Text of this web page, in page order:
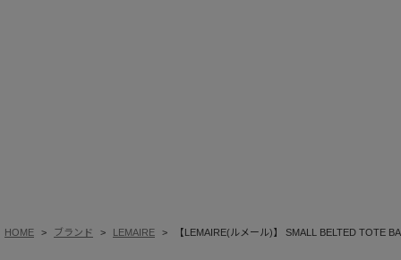
HOME ブランド LEMAIRE 【LEMAIRE(ルメール)】 SMALL BELTED TOTE